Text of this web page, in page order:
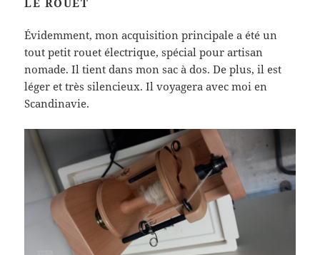
LE ROUET
Évidemment, mon acquisition principale a été un
tout petit rouet électrique, spécial pour artisan
nomade. Il tient dans mon sac à dos. De plus, il est
léger et très silencieux. Il voyagera avec moi en
Scandinavie.